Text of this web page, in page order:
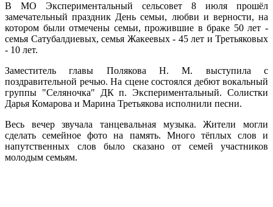
В МО Экспериментальный сельсовет 8 июля прошёл
замечательный праздник День семьи, любви и верности, на
котором были отмечены семьи, прожившие в браке 50 лет -
семья Сатубалдиевых, семья Жакеевых - 45 лет и Третьяковых
- 10 лет.
Заместитель главы Полякова Н. М. выступила с
поздравительной речью. На сцене состоялся дебют вокальный
группы "Селяночка" ДК п. Экспериментальный. Солистки
Дарья Комарова и Марина Третьякова исполнили песни.
Весь вечер звучала танцевальная музыка. Жители могли
сделать семейное фото на память. Много тёплых слов и
напутственных слов было сказано от семей участников
молодым семьям.